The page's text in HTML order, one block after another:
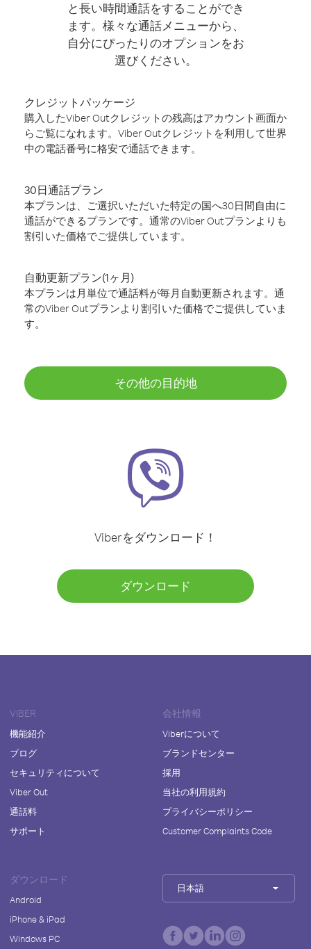
と長い時間通話をすることができ
ます。様々な通話メニューから、
自分にぴったりのオプションをお
選びください。
クレジットパッケージ
購入したViber Outクレジットの残高はアカウント画面か
らご覧になれます。Viber Outクレジットを利用して世界
中の電話番号に格安で通話できます。
30日通話プラン
本プランは、ご選択いただいた特定の国へ30日間自由に
通話ができるプランです。通常のViber Outプランよりも
割引いた価格でご提供しています。
自動更新プラン(1ヶ月)
本プランは月単位で通話料が毎月自動更新されます。通
常のViber Outプランより割引いた価格でご提供していま
す。
その他の目的地
Viberをダウンロード！
ダウンロード
VIBER
機能紹介
ブログ
セキュリティについて
Viber Out
通話料
サポート
会社情報
Viberについて
ブランドセンター
採用
当社の利用規約
プライバシーポリシー
Customer Complaints Code
ダウンロード
Android
iPhone & iPad
Windows PC
日本語